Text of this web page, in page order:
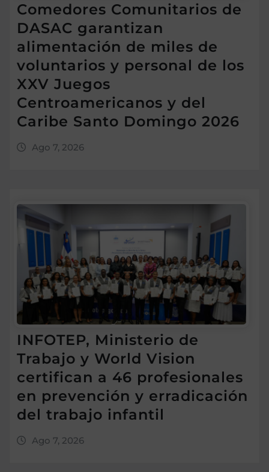
Comedores Comunitarios de
DASAC garantizan
alimentación de miles de
voluntarios y personal de los
XXV Juegos
Centroamericanos y del
Caribe Santo Domingo 2026
Ago 7, 2026
INFOTEP, Ministerio de
Trabajo y World Vision
certifican a 46 profesionales
en prevención y erradicación
del trabajo infantil
Ago 7, 2026